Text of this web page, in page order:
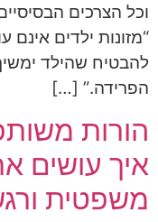
וכל הצרכים
“מזונות ילדים אינם
להבטיח שהילד
הפרידה.” […]
הורות
איך עושים
משפטית